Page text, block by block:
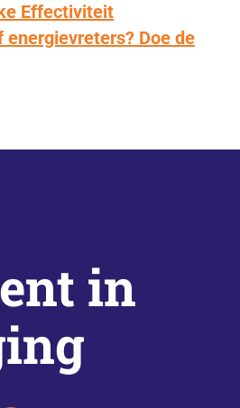
Effectiviteit
energievreters? Doe de
in